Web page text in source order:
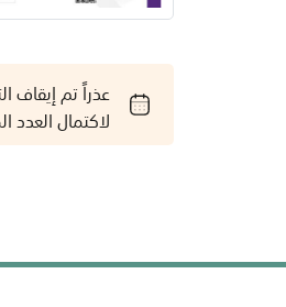
عذراً تم إيقاف
لاكتمال